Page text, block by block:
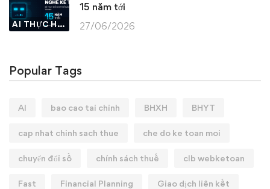
AI THỰC HÀNH
15 năm tới
27/06/2026
Popular Tags
AI bao cao tai chinh BHXH BHYT
cap nhat chinh sach thue che do ke toan moi
chuyển đổi số chính sách thuế clb webketoan
Fast Financial Planning Giao dịch liên kết